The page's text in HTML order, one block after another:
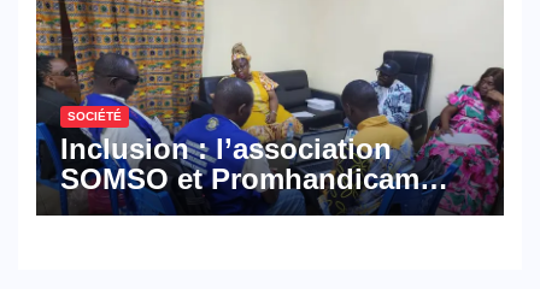
SOCIÉTÉ
Inclusion : l’association
SOMSO et Promhandicam
militent en faveur d’une